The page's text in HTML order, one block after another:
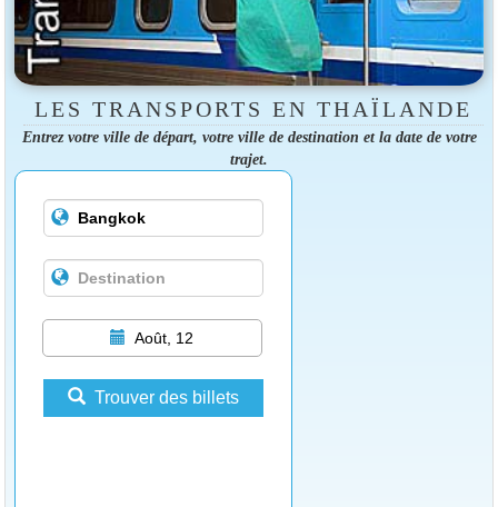
LES TRANSPORTS EN THAÏLANDE
Entrez votre ville de départ, votre ville de destination et la date de votre
trajet.
Août, 12
Trouver des billets